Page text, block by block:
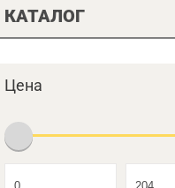
КАТАЛОГ
Цена